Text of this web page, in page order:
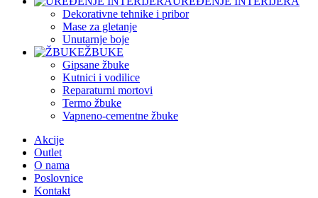
Dekorativne tehnike i pribor
Mase za gletanje
Unutarnje boje
ŽBUKE
Gipsane žbuke
Kutnici i vodilice
Reparaturni mortovi
Termo žbuke
Vapneno-cementne žbuke
Akcije
Outlet
O nama
Poslovnice
Kontakt